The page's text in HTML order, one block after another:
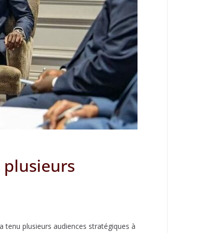
plusieurs
tenu plusieurs audiences stratégiques à